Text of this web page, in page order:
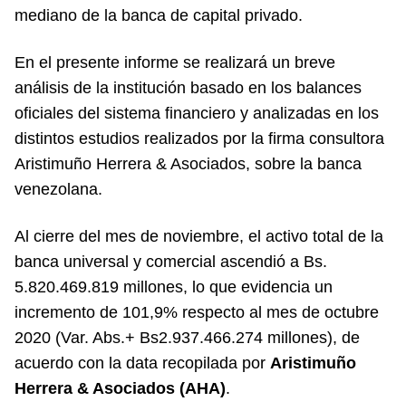
mediano de la banca de capital privado.
En el presente informe se realizará un breve
análisis de la institución basado en los balances
oficiales del sistema financiero y analizadas en los
distintos estudios realizados por la firma consultora
Aristimuño Herrera & Asociados, sobre la banca
venezolana.
Al cierre del mes de noviembre, el activo total de la
banca universal y comercial ascendió a Bs.
5.820.469.819 millones, lo que evidencia un
incremento de 101,9% respecto al mes de octubre
2020 (Var. Abs.+ Bs2.937.466.274 millones), de
acuerdo con la data recopilada por Aristimuño
Herrera & Asociados (AHA).